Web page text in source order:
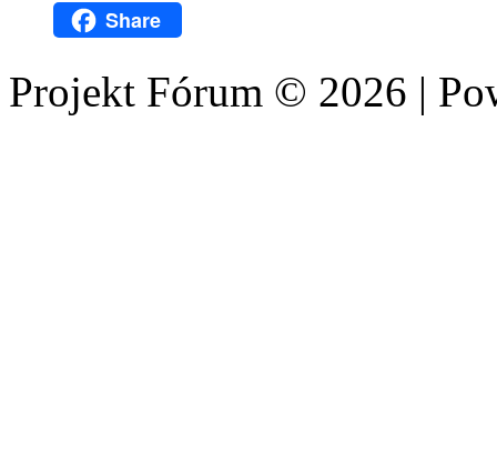
WhatsAppShare
Projekt Fórum © 2026 |